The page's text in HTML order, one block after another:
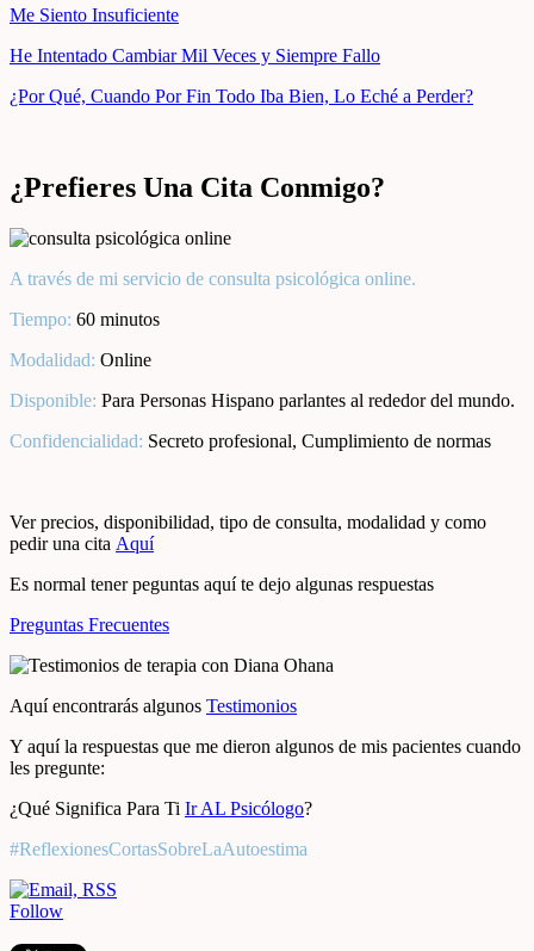
Me Siento Insuficiente
He Intentado Cambiar Mil Veces y Siempre Fallo
¿Por Qué, Cuando Por Fin Todo Iba Bien, Lo Eché a Perder?
¿Prefieres Una Cita Conmigo?
A través de mi servicio de consulta psicológica online.
Tiempo: 60 minutos
Modalidad: Online
Disponible: Para Personas Hispano parlantes al rededor del mundo.
Confidencialidad: Secreto profesional, Cumplimiento de normas
Ver precios, disponibilidad, tipo de consulta, modalidad y como
pedir una cita Aquí
Es normal tener peguntas aquí te dejo algunas respuestas
Preguntas Frecuentes
Aquí encontrarás algunos Testimonios
Y aquí la respuestas que me dieron algunos de mis pacientes cuando
les pregunte:
¿Qué Significa Para Ti Ir AL Psicólogo?
#ReflexionesCortasSobreLaAutoestima
Follow